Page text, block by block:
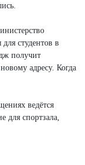
студентов в
получит
адресу. Когда
ведётся
для спортзала,